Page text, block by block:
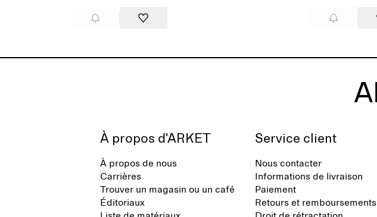
À propos d'ARKET
À propos de nous
Carrières
Trouver un magasin ou un café
Éditoriaux
Service client
Nous contacter
Informations de livraison
Paiement
Retours et remboursements